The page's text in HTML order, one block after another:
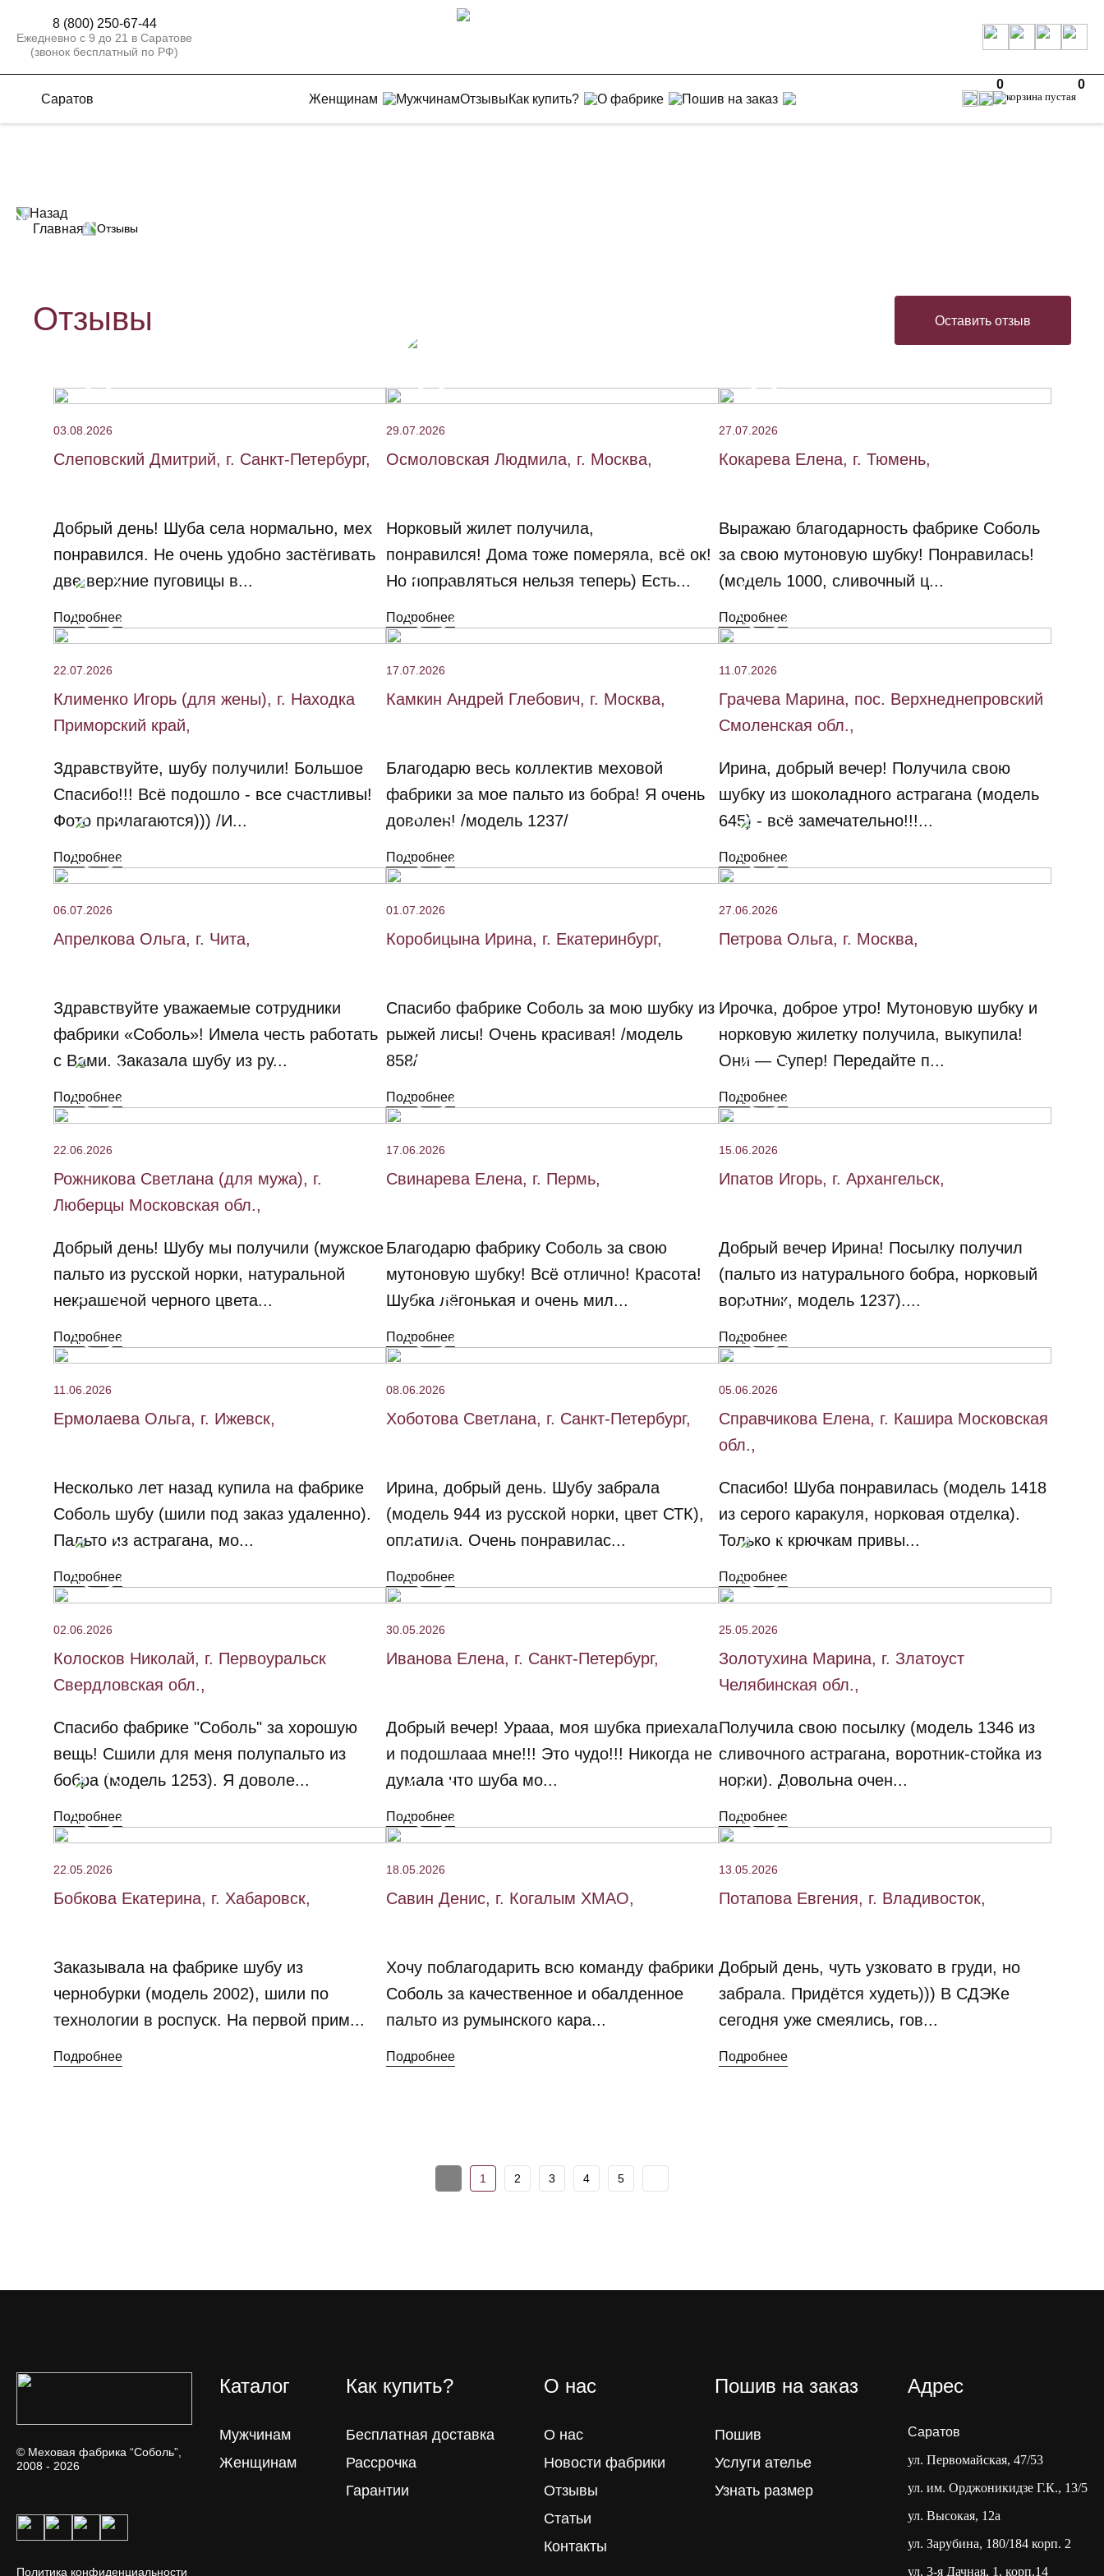
8 (800) 250-67-44
Ежедневно с 9 до 21 в Саратове
(звонок бесплатный по РФ)
Саратов Женщинам МужчинамОтзывыКак купить? О фабрике Пошив на заказ
0 0
Назад
Главная
Отзывы
Отзывы Оставить отзыв
03.08.2026
Слеповский Дмитрий, г. Санкт-Петербург,
Добрый день! Шуба села нормально, мех
понравился. Не очень удобно застёгивать
две верхние пуговицы в...
Подробнее
29.07.2026
Осмоловская Людмила, г. Москва,
Норковый жилет получила,
понравился! Дома тоже померяла, всё ок!
Но поправляться нельзя теперь) Есть...
Подробнее
27.07.2026
Кокарева Елена, г. Тюмень,
Выражаю благодарность фабрике Соболь
за свою мутоновую шубку! Понравилась!
(модель 1000, сливочный ц...
Подробнее
22.07.2026
Клименко Игорь (для жены), г. Находка
Приморский край,
Здравствуйте, шубу получили! Большое
Спасибо!!! Всё подошло - все счастливы!
Фото прилагаются))) /И...
Подробнее
17.07.2026
Камкин Андрей Глебович, г. Москва,
Благодарю весь коллектив меховой
фабрики за мое пальто из бобра! Я очень
доволен! /модель 1237/
Подробнее
11.07.2026
Грачева Марина, пос. Верхнеднепровский
Смоленская обл.,
Ирина, добрый вечер! Получила свою
шубку из шоколадного астрагана (модель
645) - всё замечательно!!!...
Подробнее
06.07.2026
Апрелкова Ольга, г. Чита,
Здравствуйте уважаемые сотрудники
фабрики «Соболь»! Имела честь работать
с Вами. Заказала шубу из ру...
Подробнее
01.07.2026
Коробицына Ирина, г. Екатеринбург,
Спасибо фабрике Соболь за мою шубку из
рыжей лисы! Очень красивая! /модель
858/
Подробнее
27.06.2026
Петрова Ольга, г. Москва,
Ирочка, доброе утро! Мутоновую шубку и
норковую жилетку получила, выкупила!
Они — Супер! Передайте п...
Подробнее
22.06.2026
Рожникова Светлана (для мужа), г.
Люберцы Московская обл.,
Добрый день! Шубу мы получили (мужское
пальто из русской норки, натуральной
некрашеной черного цвета...
Подробнее
17.06.2026
Свинарева Елена, г. Пермь,
Благодарю фабрику Соболь за свою
мутоновую шубку! Всё отлично! Красота!
Шубка лёгонькая и очень мил...
Подробнее
15.06.2026
Ипатов Игорь, г. Архангельск,
Добрый вечер Ирина!​ Посылку получил
(пальто из натурального бобра, норковый
воротник, модель 1237)....
Подробнее
11.06.2026
Ермолаева Ольга, г. Ижевск,
Несколько лет назад купила на фабрике
Соболь шубу (шили под заказ удаленно).
Пальто из астрагана, мо...
Подробнее
08.06.2026
Хоботова Светлана, г. Санкт-Петербург,
Ирина, добрый день. Шубу забрала
(модель 944 из русской норки, цвет СТК),
оплатила. Очень понравилас...
Подробнее
05.06.2026
Справчикова Елена, г. Кашира Московская
обл.,
Спасибо! Шуба понравилась (модель 1418
из серого каракуля, норковая отделка).
Только к крючкам привы...
Подробнее
02.06.2026
Колосков Николай, г. Первоуральск
Свердловская обл.,
Спасибо фабрике "Соболь" за хорошую
вещь! Сшили для меня полупальто из
бобра (модель 1253). Я доволе...
Подробнее
30.05.2026
Иванова Елена, г. Санкт-Петербург,
Добрый вечер! Урааа, моя шубка приехала
и подошлааа мне!!! Это чудо!!! Никогда не
думала что шуба мо...
Подробнее
25.05.2026
Золотухина Марина, г. Златоуст
Челябинская обл.,
Получила свою посылку (модель 1346 из
сливочного астрагана, воротник-стойка из
норки). Довольна очен...
Подробнее
22.05.2026
Бобкова Екатерина, г. Хабаровск,
Заказывала на фабрике шубу из
чернобурки (модель 2002), шили по
технологии в роспуск. На первой прим...
Подробнее
18.05.2026
Савин Денис, г. Когалым ХМАО,
Хочу поблагодарить всю команду фабрики
Соболь за качественное и обалденное
пальто из румынского кара...
Подробнее
13.05.2026
Потапова Евгения, г. Владивосток,
Добрый день, чуть узковато в груди, но
забрала. Придётся худеть))) В СДЭКе
сегодня уже смеялись, гов...
Подробнее
1 2 3 4 5
© Меховая фабрика “Соболь”,
2008 - 2026
Политика конфиденциальности
Каталог
Мужчинам
Женщинам
Как купить?
Бесплатная доставка
Рассрочка
Гарантии
О нас
О нас
Новости фабрики
Отзывы
Статьи
Контакты
Пошив на заказ
Пошив
Услуги ателье
Узнать размер
Адрес
Саратов
ул. Первомайская, 47/53
ул. им. Орджоникидзе Г.К., 13/5
ул. Высокая, 12а
ул. Зарубина, 180/184 корп. 2
ул. 3-я Дачная, 1, корп.14